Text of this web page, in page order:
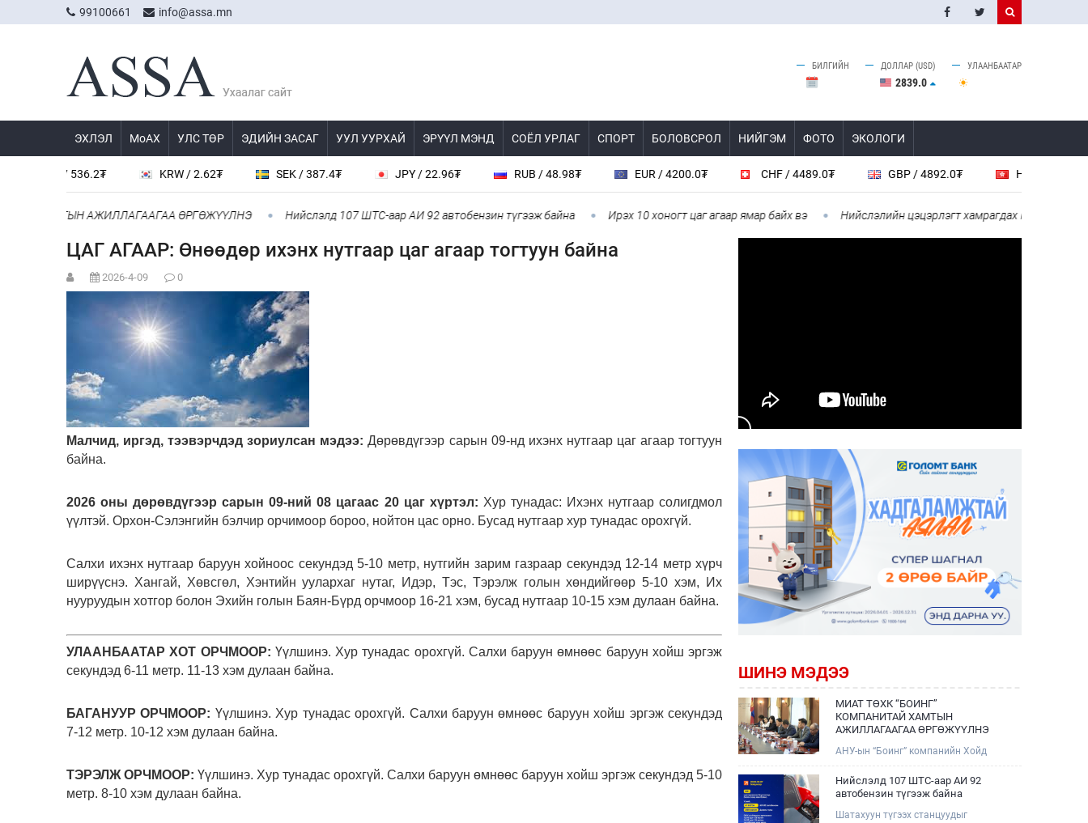
99100661 info@assa.mn
БИЛГИЙН ДОЛЛАР (USD)
2839.0
УЛААНБААТАР
ЭХЛЭЛ МоАХ УЛС ТӨР ЭДИЙН ЗАСАГ УУЛ УУРХАЙ ЭРҮҮЛ МЭНД СОЁЛ УРЛАГ СПОРТ БОЛОВСРОЛ НИЙГЭМ ФОТО ЭКОЛОГИ
CNY / 536.2₮ KRW / 2.62₮ SEK / 387.4₮ JPY / 22.96₮ RUB / 48.98₮ EUR / 4200.0₮ CHF / 4489.0₮ GBP / 4892.0₮ HKD / 461.5₮
ХАМТЫН АЖИЛЛАГААГАА ӨРГӨЖҮҮЛНЭ Нийслэлд 107 ШТС-аар АИ 92 автобензин түгээж байна Ирэх 10 хоногт цаг агаар ямар байх вэ Нийслэлийн цэцэрлэгт хамрагдах I шатны бүртгэл
ЦАГ АГААР: Өнөөдөр ихэнх нутгаар цаг агаар тогтуун байна
2026-4-09 0
Малчид, иргэд, тээвэрчдэд зориулсан мэдээ: Дөрөвдүгээр сарын 09-нд ихэнх нутгаар цаг агаар тогтуун
байна.
2026 оны дөрөвдүгээр сарын 09-ний 08 цагаас 20 цаг хүртэл: Хур тунадас: Ихэнх нутгаар солигдмол
үүлтэй. Орхон-Сэлэнгийн бэлчир орчимоор бороо, нойтон цас орно. Бусад нутгаар хур тунадас орохгүй.
Салхи ихэнх нутгаар баруун хойноос секундэд 5-10 метр, нутгийн зарим газраар секундэд 12-14 метр хүрч
ширүүснэ. Хангай, Хөвсгөл, Хэнтийн уулархаг нутаг, Идэр, Тэс, Тэрэлж голын хөндийгөөр 5-10 хэм, Их
нууруудын хотгор болон Эхийн голын Баян-Бүрд орчмоор 16-21 хэм, бусад нутгаар 10-15 хэм дулаан байна.
УЛААНБААТАР ХОТ ОРЧМООР: Үүлшинэ. Хур тунадас орохгүй. Салхи баруун өмнөөс баруун хойш эргэж
секундэд 6-11 метр. 11-13 хэм дулаан байна.
БАГАНУУР ОРЧМООР: Үүлшинэ. Хур тунадас орохгүй. Салхи баруун өмнөөс баруун хойш эргэж секундэд
7-12 метр. 10-12 хэм дулаан байна.
ТЭРЭЛЖ ОРЧМООР: Үүлшинэ. Хур тунадас орохгүй. Салхи баруун өмнөөс баруун хойш эргэж секундэд 5-10
метр. 8-10 хэм дулаан байна.
ШИНЭ МЭДЭЭ
МИАТ ТӨХК “БОИНГ”
КОМПАНИТАЙ ХАМТЫН
АЖИЛЛАГААГАА ӨРГӨЖҮҮЛНЭ
АНУ-ын “Боинг” компанийн Хойд
борлуулалт, маркетингийн асуудал
хариуцсан Дэд ерөнхийлөгч Жэф
Эдвардс тэргүүтэй төлөөлөгчдийг
Зам, тээврийн сайд Б.Дэлгэрсайхан
Нийслэлд 107 ШТС-аар АИ 92
автобензин түгээж байна
Шатахуун түгээх станцуудыг